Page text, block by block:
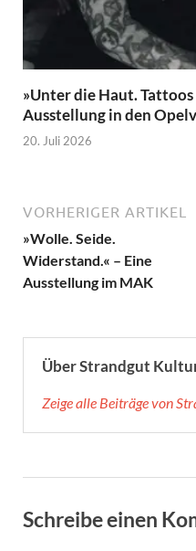
»Unter die Haut.
Ausstellung in den
20. Juli 2026
VORHERIGER ARTIKEL
»Wolle. Seide.
Widerstand.« – Eine
Ausstellung im MAK
Über Strandgut
Zeige alle Beiträge von
Schreibe einen